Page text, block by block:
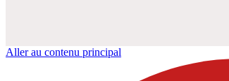
Aller au contenu principal